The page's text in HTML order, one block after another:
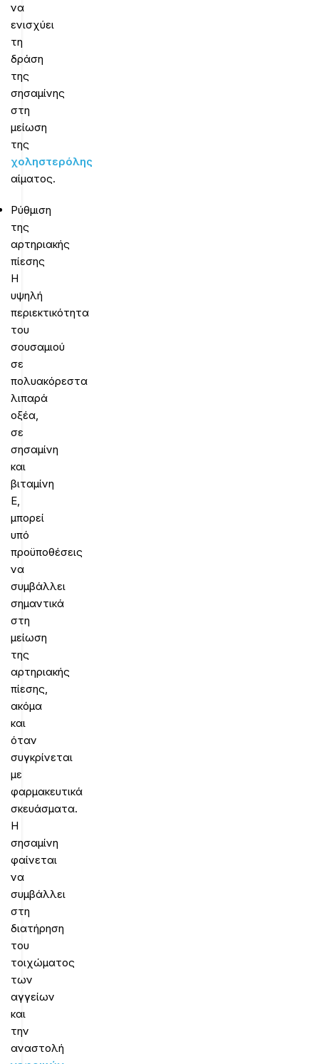
να
ενισχύει
τη
δράση
της
σησαμίνης
στη
μείωση
της
χοληστερόλης
αίματος.
Ρύθμιση
της
αρτηριακής
πίεσης
Η
υψηλή
περιεκτικότητα
του
σουσαμιού
σε
πολυακόρεστα
λιπαρά
οξέα,
σε
σησαμίνη
και
βιταμίνη
Ε,
μπορεί
υπό
προϋποθέσεις
να
συμβάλλει
σημαντικά
στη
μείωση
της
αρτηριακής
πίεσης,
ακόμα
και
όταν
συγκρίνεται
με
φαρμακευτικά
σκευάσματα.
Η
σησαμίνη
φαίνεται
να
συμβάλλει
στη
διατήρηση
του
τοιχώματος
των
αγγείων
και
την
αναστολή